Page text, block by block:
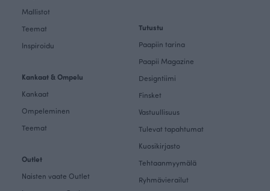
Mallistot
Teemat
Inspiroidu
Kankaat & Ompelu
Kankaat
Ompeleminen
Teemat
Outlet
Naisten vaate Outlet
Tutustu
Paapiin tarina
Paapii Magazine
Designtiimi
Finsket
Vastuullisuus
Tulevat tapahtumat
Kuosikirjasto
Tehtaanmyymälä
Ryhmävierailut